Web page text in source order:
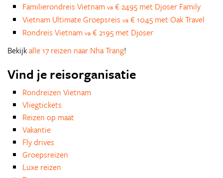
Familierondreis Vietnam va € 2495 met Djoser Family
Vietnam Ultimate Groepsreis va € 1045 met Oak Travel
Rondreis Vietnam va € 2195 met Djoser
Bekijkalle 17 reizen naar Nha Trang!
Vind je reisorganisatie
Rondreizen Vietnam
Vliegtickets
Reizen op maat
Vakantie
Fly drives
Groepsreizen
Luxe reizen